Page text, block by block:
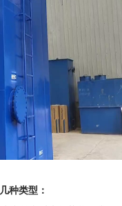
种类型：